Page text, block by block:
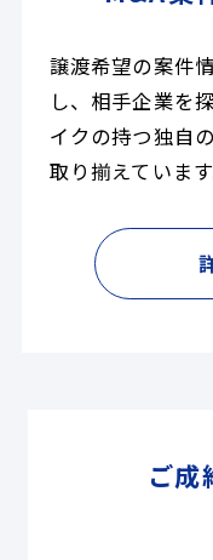
譲渡希望の案件
し、相手企業を
イクの持つ独自
取り揃えています
ご成